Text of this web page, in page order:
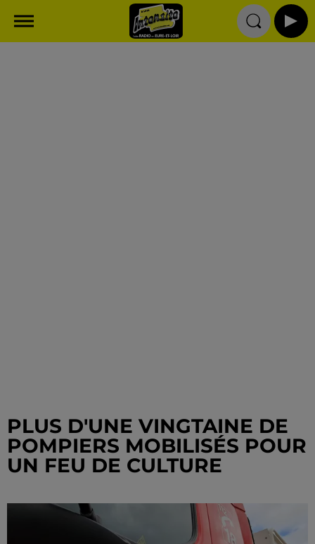
PLUS D'UNE VINGTAINE DE
POMPIERS MOBILISÉS POUR
UN FEU DE CULTURE